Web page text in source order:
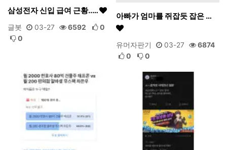
삼성전자 신입 급여 근황..…
글봇 03-27 6592
0
0
아빠가 엄마를 쥐잡듯 잡은 …
유머자판기 03-27
6874
0
0